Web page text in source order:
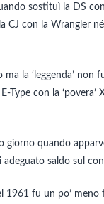
sostituì la DS
con la Wrangler
la ‘leggenda’ non
con la ‘povera’
giorno quando
saldo sul
1961 fu un po’ meno